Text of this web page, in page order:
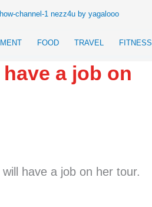
FOOD TRAVEL FITNESS
a job on
have a job on her tour.